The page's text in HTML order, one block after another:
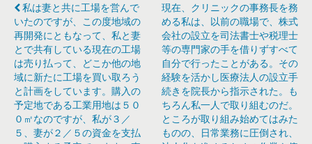
私は妻と共に工場を営んで
いたのですが、この度地域の
再開発にともなって、私と妻
とで共有している現在の工場
は売り払って、どこか他の地
域に新たに工場を買い取ろう
と計画をしています。購入の
予定地である工業用地は５０
０㎡なのですが、私が３／
５、妻が２／５の資金を支払
現在、クリニックの事務長を務
める私は、以前の職場で、株式
会社の設立を司法書士や税理士
等の専門家の手を借りずすべて
自分で行ったことがある。その
経験を活かし医療法人の設立手
続きを院長から指示された。も
ちろん私一人で取り組むのだ。
ところが取り組み始めてはみた
ものの、日常業務に圧倒され、